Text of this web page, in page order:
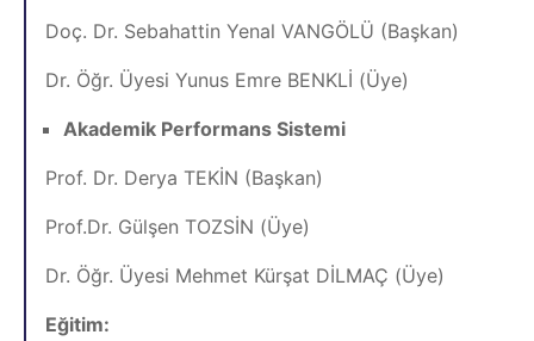
Doç. Dr. Sebahattin Yenal VANGÖLÜ (Başkan)
Dr. Öğr. Üyesi Yunus Emre BENKLİ (Üye)
Akademik Performans Sistemi
Prof. Dr. Derya TEKİN (Başkan)
Prof.Dr. Gülşen TOZSİN (Üye)
Dr. Öğr. Üyesi Mehmet Kürşat DİLMAÇ (Üye)
Eğitim: